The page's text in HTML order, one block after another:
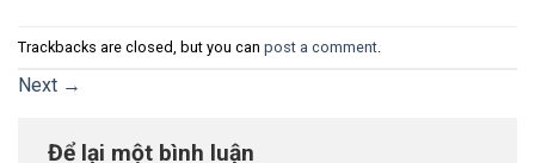
Trackbacks are closed, but you can post a comment
Next →
Để lại một bình luận